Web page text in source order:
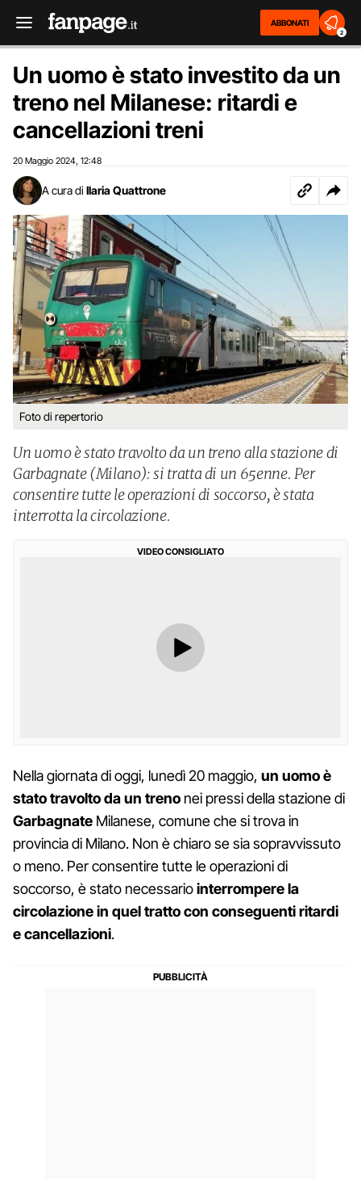
ABBONATI
2
Un uomo è stato investito da un
treno nel Milanese: ritardi e
cancellazioni treni
20 Maggio 2024 12:48
A cura di Ilaria Quattrone
Foto di repertorio
Un uomo è stato travolto da un treno alla stazione di
Garbagnate (Milano): si tratta di un 65enne. Per
consentire tutte le operazioni di soccorso, è stata
interrotta la circolazione.
VIDEO CONSIGLIATO
Nella giornata di oggi, lunedì 20 maggio, un uomo è
stato travolto da un treno nei pressi della stazione di
Garbagnate Milanese, comune che si trova in
provincia di Milano. Non è chiaro se sia sopravvissuto
o meno. Per consentire tutte le operazioni di
soccorso, è stato necessariointerrompere la
circolazione in quel tratto con conseguenti ritardi
e cancellazioni.